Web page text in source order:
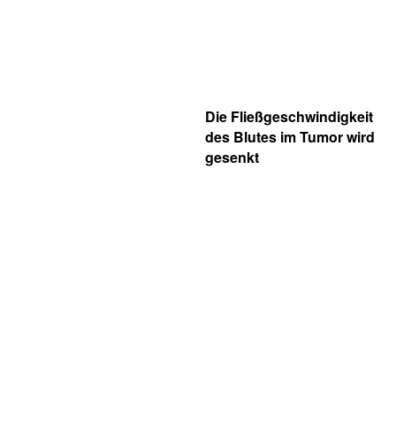
Die Fließgeschwindigkeit
des Blutes im Tumor wird
gesenkt